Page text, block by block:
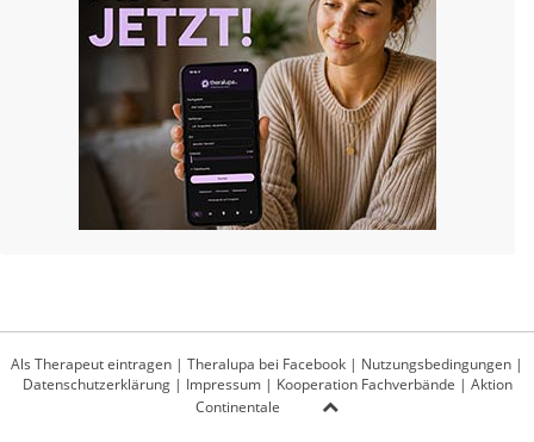
Als Therapeut eintragen | Theralupa bei Facebook | Nutzungsbedingungen |
Datenschutzerklärung| Impressum| Kooperation Fachverbände | Aktion
Continentale